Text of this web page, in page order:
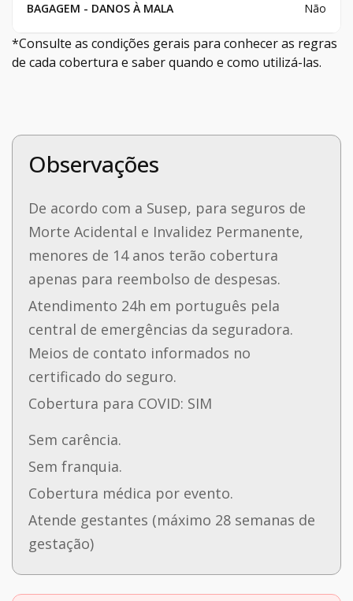
BAGAGEM - DANOS À MALA Não
*Consulte as condições gerais para conhecer as regras
de cada cobertura e saber quando e como utilizá-las.
Observações
De acordo com a Susep, para seguros de
Morte Acidental e Invalidez Permanente,
menores de 14 anos terão cobertura
apenas para reembolso de despesas.
Atendimento 24h em português pela
central de emergências da seguradora.
Meios de contato informados no
certificado do seguro.
Cobertura para COVID: SIM
Sem carência.
Sem franquia.
Cobertura médica por evento.
Atende gestantes (máximo 28 semanas de
gestação)